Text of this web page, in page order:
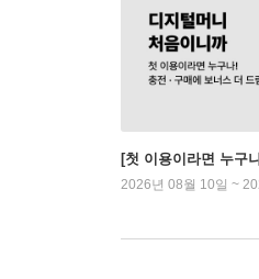
[첫 이용이라면 누구
2026년 08월 10일 ~